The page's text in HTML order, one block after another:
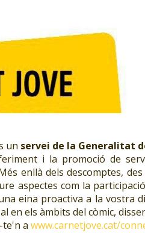
un servei de la Generalitat
i la promoció de
enllà dels descomptes,
aspectes com la
eina proactiva a la vostra
en els àmbits del còmic,
a www.carnetjove.cat/